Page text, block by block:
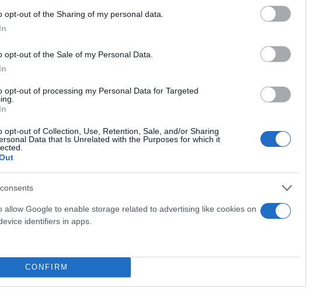
opt-out of the Sharing of my personal data.
opt-out of the Sale of my Personal Data.
opt-out of processing my Personal Data for Targeted
opt-out of Collection, Use, Retention, Sale, and/or Sharing
Data that Is Unrelated with the Purposes for which it
allow Google to enable storage related to advertising like cookies on
identifiers in apps.
CONFIRM
χρήσιμα
τον θεό» - Η κυρία Μέσι
στο Instagram, την
η σύντροφος του
Και οι μαϊμούδες έχουν κατοικίδια! Οι
"φιλίες" μεταξύ διαφορετικών ειδών